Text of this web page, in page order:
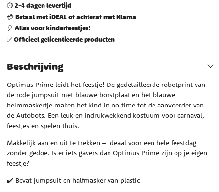
⏱️ 2-4 dagen levertijd
💳Betaal met iDEAL of achteraf met Klarna
🎈 Alles voor kinderfeestjes!
✅Officieel gelicentieerde producten
Beschrijving
Optimus Prime leidt het feestje! De gedetailleerde robotprint van
de rode jumpsuit met blauwe borstplaat en het blauwe
helmmaskertje maken het kind in no time tot de aanvoerder van
de Autobots. Een leuk en indrukwekkend kostuum voor carnaval,
feestjes en spelen thuis.
Makkelijk aan en uit te trekken – ideaal voor een hele feestdag
zonder gedoe. Is er iets gavers dan Optimus Prime zijn op je eigen
feestje?
✔️ Bevat jumpsuit en halfmasker van plastic